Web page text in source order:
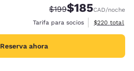
Tarifa tachada:
$199Tarifa reducida:
$185CAD/noche
Tarifa para socios
Ver detalles
$220 total
Reserva ahora